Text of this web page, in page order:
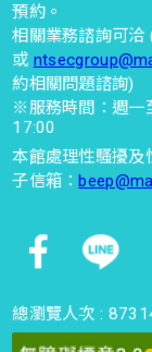
科學
2025-06-13
時間 :
3F輪你坐
時間 :
科學探索-
2025-06-13
預約。
相關業務諮詢可
或
約相關問題諮詢)
※服務時間：週一
17:00
本館處理性騷擾
子信箱：
總瀏覽人次 :